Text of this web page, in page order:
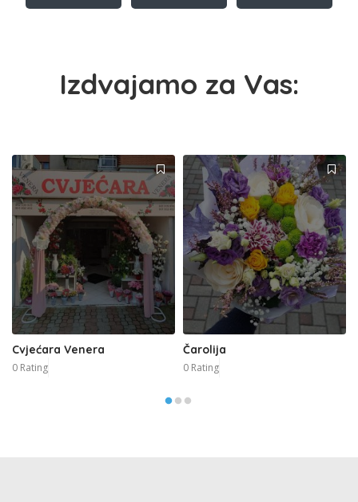
Izdvajamo za Vas:
Cvjećara Venera
0 Rating
Čarolija
0 Rating